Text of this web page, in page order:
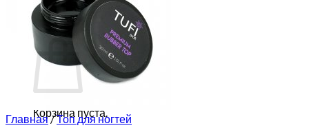
Корзина
Корзина пуста.
Главная/Топ для ногтей